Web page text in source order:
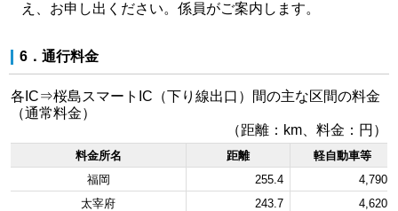
え、お申し出ください。係員がご案内します。
6．通行料金
各IC⇒桜島スマートIC（下り線出口）間の主な区間の料金
（通常料金）
（距離：km、料金：円）
料金所名 距離
軽自動車等
福岡
255.4
4,790
太宰府
243.7
4,620